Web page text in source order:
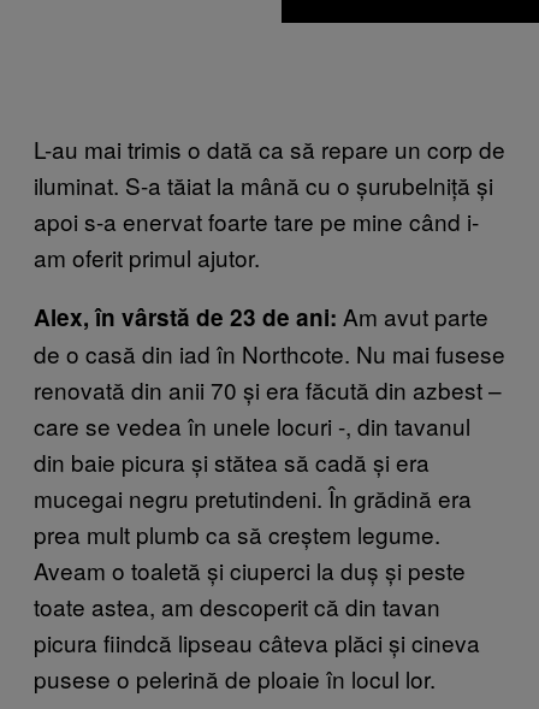
L-au mai trimis o dată ca să repare un corp de
iluminat. S-a tăiat la mână cu o șurubelniță și
apoi s-a enervat foarte tare pe mine când i-
am oferit primul ajutor.
Alex, în vârstă de 23 de ani: Am avut parte
de o casă din iad în Northcote. Nu mai fusese
renovată din anii 70 și era făcută din azbest –
care se vedea în unele locuri -, din tavanul
din baie picura și stătea să cadă și era
mucegai negru pretutindeni. În grădină era
prea mult plumb ca să creștem legume.
Aveam o toaletă și ciuperci la duș și peste
toate astea, am descoperit că din tavan
picura fiindcă lipseau câteva plăci și cineva
pusese o pelerină de ploaie în locul lor.